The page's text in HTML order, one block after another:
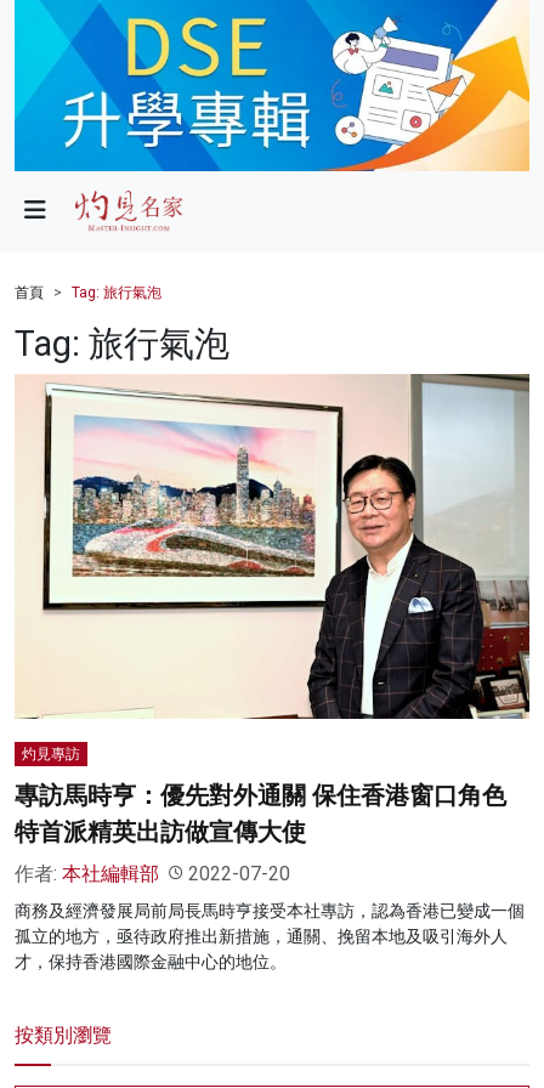
政局
財經
健康
商業
科技
影片
名家榜
首頁 Tag: 旅行氣泡
Tag: 旅行氣泡
灼見專訪
專訪馬時亨：優先對外通關 保住香港窗口角色
特首派精英出訪做宣傳大使
作者: 本社編輯部 2022-07-20
商務及經濟發展局前局長馬時亨接受本社專訪，認為香港已變成一個
孤立的地方，亟待政府推出新措施，通關、挽留本地及吸引海外人
才，保持香港國際金融中心的地位。
按類別瀏覽